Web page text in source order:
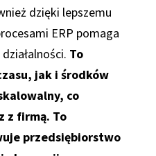
dzięki lepszemu
ERP pomaga
To
jak i środków
co
z firmą. To
przedsiębiorstwo